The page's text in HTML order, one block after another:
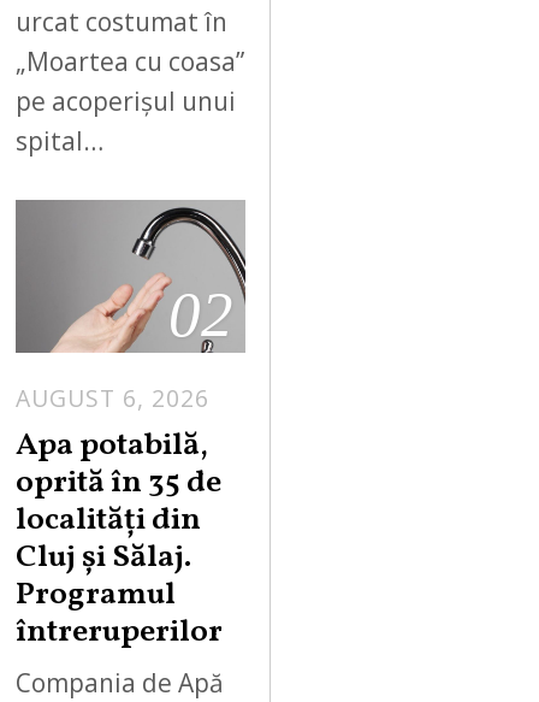
urcat costumat în
„Moartea cu coasa”
pe acoperișul unui
spital…
02
AUGUST 6, 2026
Apa potabilă,
oprită în 35 de
localități din
Cluj și Sălaj.
Programul
întreruperilor
Compania de Apă